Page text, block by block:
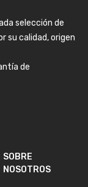
selección de
su calidad, origen
de
SOBRE
NOSOTROS